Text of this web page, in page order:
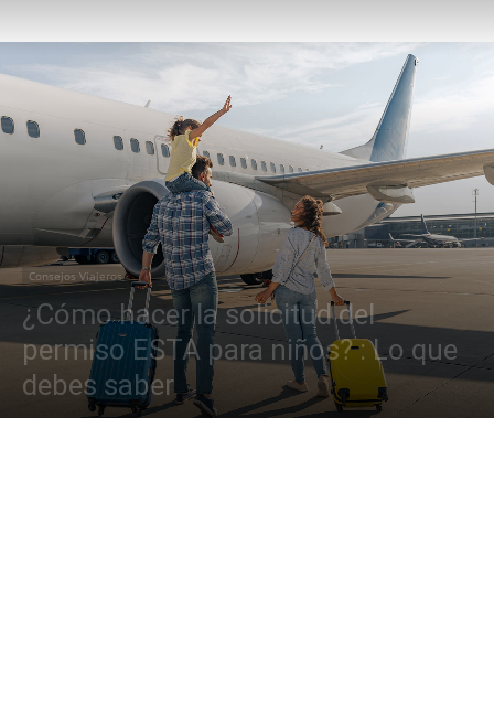
Consejos Viajeros
¿Cómo hacer la solicitud del
permiso ESTA para niños? : Lo que
debes saber